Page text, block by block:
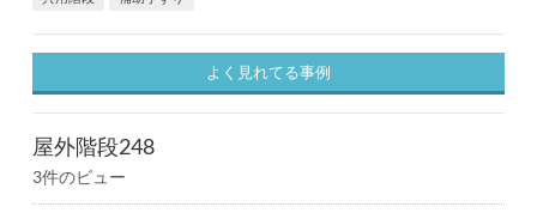
よく見れてる事例
屋外階段248
3件のビュー